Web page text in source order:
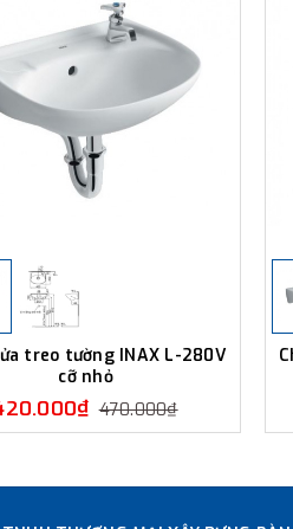
treo tường INAX L-280V
cỡ nhỏ
470.000₫